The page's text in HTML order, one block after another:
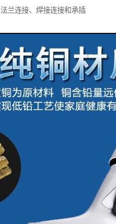
兰连接、焊接连接和承插